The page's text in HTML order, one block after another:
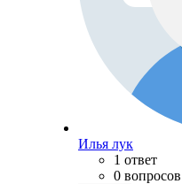
Илья лук
1 ответ
0 вопросов